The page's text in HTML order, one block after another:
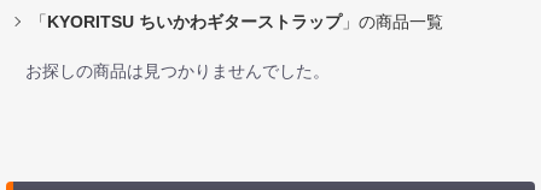
「KYORITSU ちいかわギターストラップ」の商品一覧
お探しの商品は見つかりませんでした。